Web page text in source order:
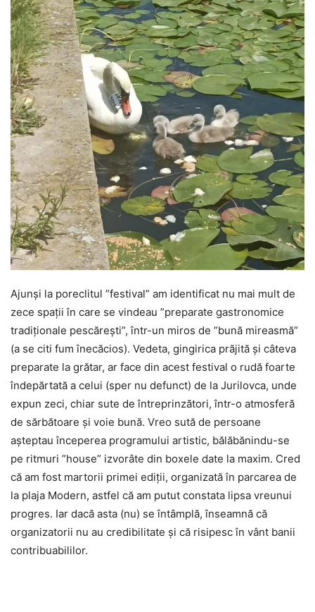
Ajunși la poreclitul ”festival” am identificat nu mai mult de
zece spații în care se vindeau ”preparate gastronomice
tradiționale pescărești”, într-un miros de ”bună mireasmă”
(a se citi fum înecăcios). Vedeta, gingirica prăjită și câteva
preparate la grătar, ar face din acest festival o rudă foarte
îndepărtată a celui (sper nu defunct) de la Jurilovca, unde
expun zeci, chiar sute de întreprinzători, într-o atmosferă
de sărbătoare și voie bună. Vreo sută de persoane
așteptau începerea programului artistic, bălăbănindu-se
pe ritmuri ”house” izvorâte din boxele date la maxim. Cred
că am fost martorii primei ediții, organizată în parcarea de
la plaja Modern, astfel că am putut constata lipsa vreunui
progres. Iar dacă asta (nu) se întâmplă, înseamnă că
organizatorii nu au credibilitate și că risipesc în vânt banii
contribuabililor.